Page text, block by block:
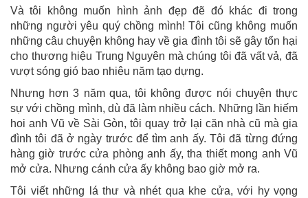
Và tôi không muốn hình ảnh đẹp đẽ đó khác đi trong
những người yêu quý chồng mình! Tôi cũng không muốn
những câu chuyện không hay về gia đình tôi sẽ gây tổn hại
cho thương hiệu Trung Nguyên mà chúng tôi đã vất vả, đã
vượt sóng gió bao nhiêu năm tạo dựng.
Nhưng hơn 3 năm qua, tôi không được nói chuyện thực
sự với chồng mình, dù đã làm nhiều cách. Những lần hiếm
hoi anh Vũ về Sài Gòn, tôi quay trở lại căn nhà cũ mà gia
đình tôi đã ở ngày trước để tìm anh ấy. Tôi đã từng đứng
hàng giờ trước cửa phòng anh ấy, tha thiết mong anh Vũ
mở cửa. Nhưng cánh cửa ấy không bao giờ mở ra.
Tôi viết những lá thư và nhét qua khe cửa, với hy vọng